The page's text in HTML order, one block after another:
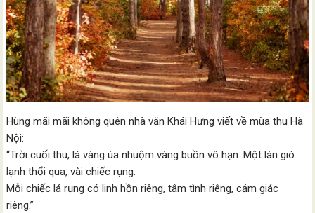
Hùng mãi mãi không quên nhà văn Khái Hưng viết về mùa thu Hà
Nội:
“Trời cuối thu, lá vàng úa nhuộm vàng buồn vô hạn. Một làn gió
lạnh thổi qua, vài chiếc rụng.
Mỗi chiếc lá rụng có linh hồn riêng, tâm tình riêng, cảm giác
riêng.”